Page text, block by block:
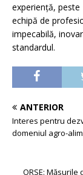
experiență,
echipă de
impecabilă,
standardul.
ANTERIOR
Interes pentru
domeniul agro-
ORSE: